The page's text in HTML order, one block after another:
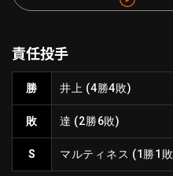
ファーム東地区
ファーム中地区
ファーム西地区
交流戦
北海道日本ハムファ
東北楽天ゴールデ
埼玉西武ライオンズ
千葉ロッテマリー
オリックス・バフ
ニュース
設定
責任投手
勝 井上 (4勝4敗)
敗 達 (2勝6敗)
S マルティネス (1勝1